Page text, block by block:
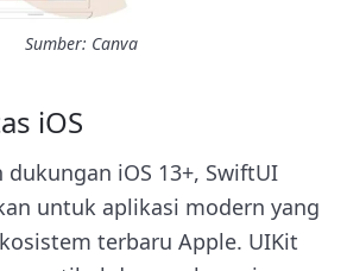
Sumber: Canva
iOS
dukungan iOS 13+, SwiftUI
untuk aplikasi modern yang
terbaru Apple. UIKit